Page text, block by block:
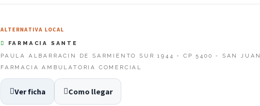
ALTERNATIVA LOCAL
FARMACIA SANTE
PAULA ALBARRACIN DE SARMIENTO SUR 1944 - CP 5400 - SAN JUAN
FARMACIA AMBULATORIA COMERCIAL
Ver ficha Como llegar